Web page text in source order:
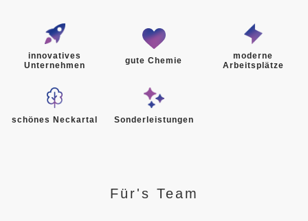
innovatives
Unternehmen
schönes Neckartal
gute Chemie
Sonderleistungen
moderne
Arbeitsplätze
Für's Team